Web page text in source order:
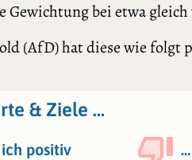
Gewichtung bei etwa
(AfD) hat diese wie folgt
& Ziele …
positiv